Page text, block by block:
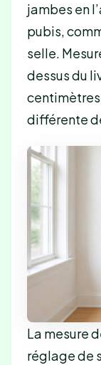
jambes en
pubis,
selle.
dessus du
différente
La mesure
réglage de